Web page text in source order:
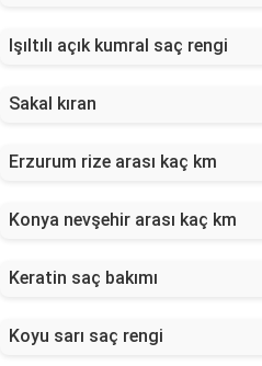
Işıltılı açık kumral saç rengi
Sakal kıran
Erzurum rize arası kaç km
Konya nevşehir arası kaç km
Keratin saç bakımı
Koyu sarı saç rengi